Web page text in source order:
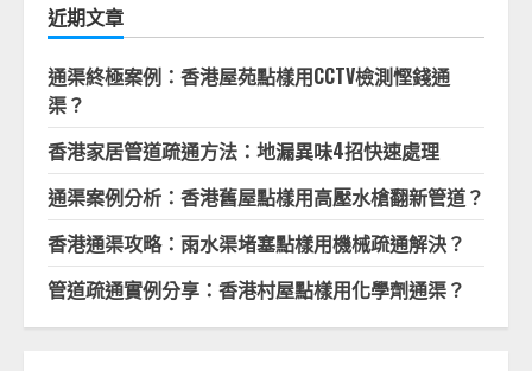
字:
近期文章
通渠終極案例：香港屋苑點樣用CCTV檢測慳錢通
渠？
香港家居管道疏通方法：地漏異味4招快速處理
通渠案例分析：香港舊屋點樣用高壓水槍翻新管道？
香港通渠攻略：雨水渠堵塞點樣用機械疏通解決？
管道疏通實例分享：香港村屋點樣用化學劑通渠？